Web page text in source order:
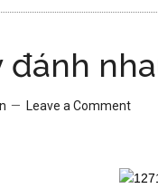
đánh
Leave a Comment